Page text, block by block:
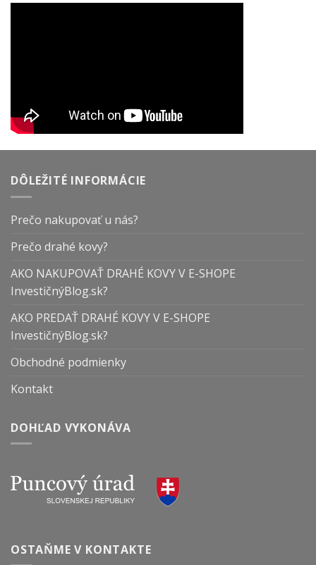
DÔLEŽITÉ INFORMÁCIE
Prečo nakupovať u nás?
Prečo drahé kovy?
AKO NAKUPOVAŤ DRAHÉ KOVY V E-SHOPE
InvestičnýBlog.sk?
AKO PREDAŤ DRAHÉ KOVY V E-SHOPE
InvestičnýBlog.sk?
Obchodné podmienky
Kontakt
DOHĽAD VYKONÁVA
OSTAŇME V KONTAKTE